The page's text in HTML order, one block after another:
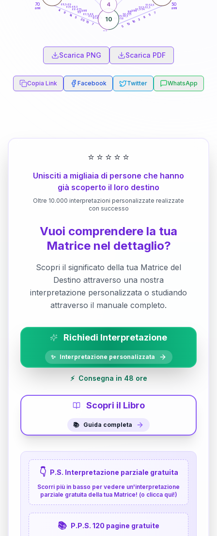
50
anni
60
70
anni
51-52,5
52,5-53,5
53,5-54
56-57,5
57,5-58,5
58,5-59
61-62,5
62,5-63,5
63,5-64
66-67,5
67,5-68,5
68,5-69
7
5
8
3
16
13
5
7
15
20
5
14
9
4
10
4
55anni
65anni
Scarica PNG Scarica PDF
Copia Link Facebook Twitter WhatsApp
⭐ ⭐ ⭐ ⭐ ⭐
Unisciti a migliaia di persone che hanno
già scoperto il loro destino
Oltre 10.000 interpretazioni personalizzate realizzate
con successo
Vuoi comprendere la tua
Matrice nel dettaglio?
Scopri il significato della tua Matrice del
Destino attraverso una nostra
interpretazione personalizzata o studiando
attraverso il manuale completo.
Richiedi Interpretazione
✨ Interpretazione personalizzata
⚡ Consegna in 48 ore
Scopri il Libro
📚 Guida completa
👇 P.S. Interpretazione parziale gratuita
Scorri più in basso per vedere un'interpretazione
parziale gratuita della tua Matrice! (o clicca qui!)
📚 P.P.S. 120 pagine gratuite